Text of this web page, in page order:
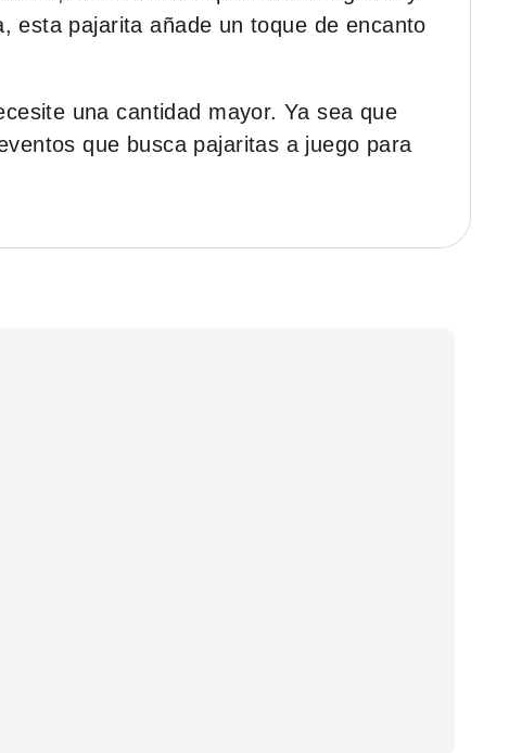
esta pajarita añade un toque de encanto
una cantidad mayor. Ya sea que
que busca pajaritas a juego para